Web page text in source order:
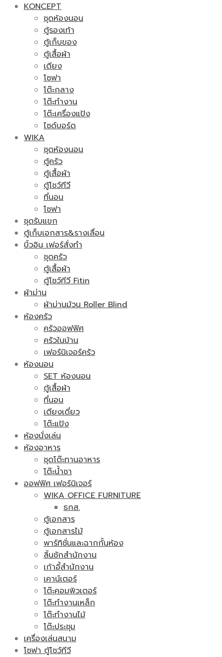
KONCEPT
ชุดห้องนอน
ตู้รองเท้า
ตู้เก็บของ
ตู้เสื้อผ้า
เตียง
โซฟา
โต๊ะกลาง
โต๊ะทำงาน
โต๊ะเครื่องแป้ง
ไซด์บอร์ด
WIKA
ชุดห้องนอน
ตู้ครัว
ตู้เสื้อผ้า
ตู้โชว์ทีวี
ที่นอน
โซฟา
ชุดรับแขก
ตู้เก็บเอกสาร&รางเลื่อน
บิ้วอิน เฟอร์สั่งทำ
ชุดครัว
ตู้เสื้อผ้า
ตู้โชว์ทีวี Fitin
ผ้าม่าน
ผ้าม่านม้วน Roller Blind
ห้องครัว
ครัวออฟฟิศ
ครัวในบ้าน
เฟอร์นิเจอร์ครัว
ห้องนอน
SET ห้องนอน
ตู้เสื้อผ้า
ที่นอน
เตียงเดี่ยว
โต๊ะแป้ง
ห้องนั่งเล่น
ห้องอาหาร
ชุดโต๊ะทานอาหาร
โต๊ะน้ำชา
ออฟฟิศ เฟอร์นิเจอร์
WIKA OFFICE FURNITURE
ธกส.
ตู้เอกสาร
ตู้เอกสารไม้
พาร์ทิชั่นและฉากกั้นห้อง
ลิ้นชักสำนักงาน
เก้าอี้สำนักงาน
เคาน์เตอร์
โต๊ะคอมพิวเตอร์
โต๊ะทำงานเหล็ก
โต๊ะทำงานไม้
โต๊ะประชุม
เครื่องเล่นสนาม
โซฟา ตู้โชว์ทีวี